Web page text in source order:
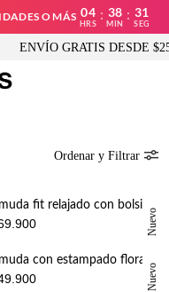
O MÁS 04
HRS
: 38
MIN
: 31
SEG
ENVÍO GRATIS DESDE
Ordenar y Filtrar
Nuevo
Bermuda fit relajado con bolsillos laterales en negra para mujer
Nuevo
Bermuda con estampado floral en algodón crema para mujer